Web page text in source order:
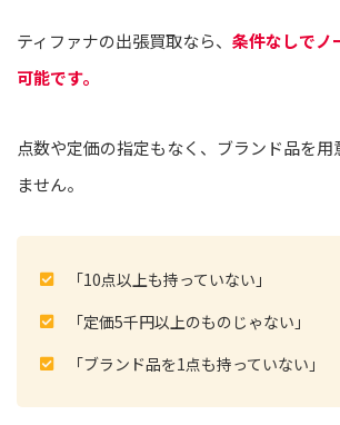
ティファナの出張買取なら、 条件なしでノ
可能です。
点数や定価の指定もなく、ブランド品を用
ません。
「10点以上も持っていない」
「定価5千円以上のものじゃない」
「ブランド品を1点も持っていない」